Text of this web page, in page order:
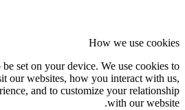
How we use
to be set on your device. We use
visit our websites, how you interact
and to customize your
with our